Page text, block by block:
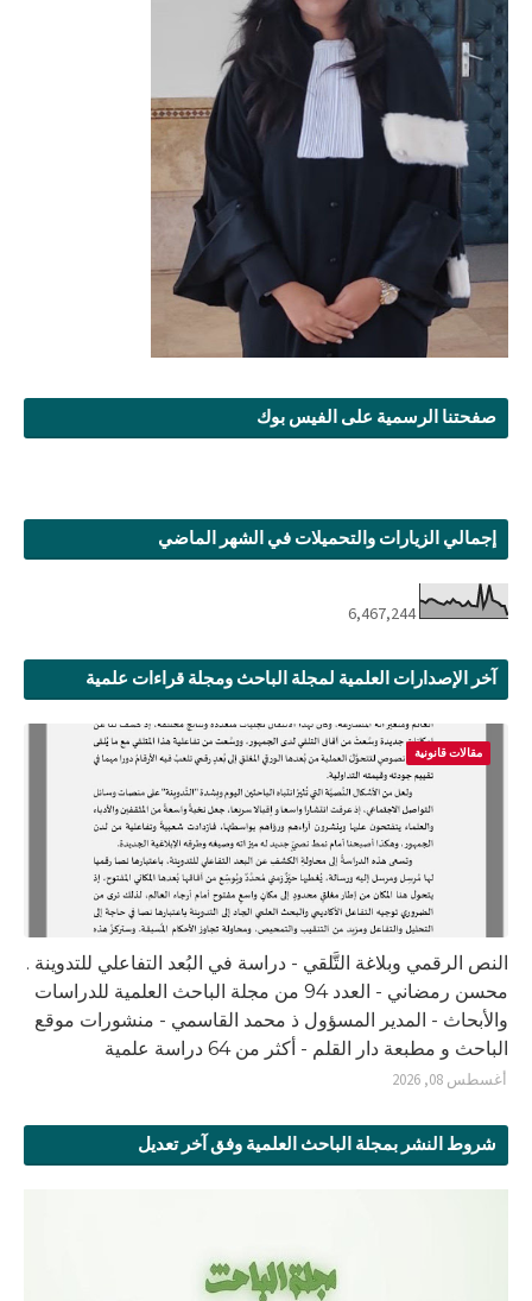
صفحتنا الرسمية على الفيس بوك
إجمالي الزيارات والتحميلات في الشهر الماضي
6,467,244
آخر الإصدارات العلمية لمجلة الباحث ومجلة قراءات علمية
مقالات قانونية
النص الرقمي وبلاغة التَّلقي - دراسة في البُعد التفاعلي للتدوينة .
محسن رمضاني - العدد 94 من مجلة الباحث العلمية للدراسات
والأبحاث - المدير المسؤول ذ محمد القاسمي - منشورات موقع
الباحث و مطبعة دار القلم - أكثر من 64 دراسة علمية
أغسطس 08, 2026
شروط النشر بمجلة الباحث العلمية وفق آخر تعديل